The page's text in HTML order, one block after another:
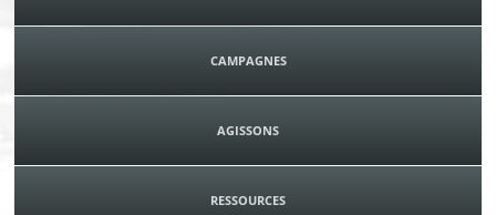
CAMPAGNES
AGISSONS
RESSOURCES